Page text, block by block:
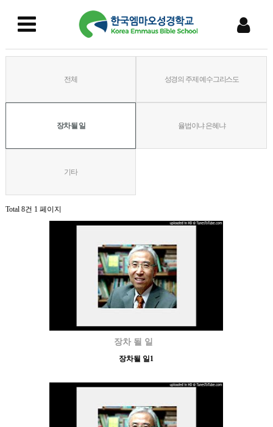
전체 성경의 주제 예수그리스도
장차 될 일 율법이냐 은혜냐
기타
Total 8건 1 페이지
장차 될 일
장차될 일1